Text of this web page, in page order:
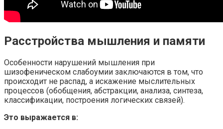
Расстройства мышления и памяти
Особенности нарушений мышления при
шизофеническом слабоумии заключаются в том, что
происходит не распад, а искажение мыслительных
процессов (обобщения, абстракции, анализа, синтеза,
классификации, построения логических связей).
Это выражается в: